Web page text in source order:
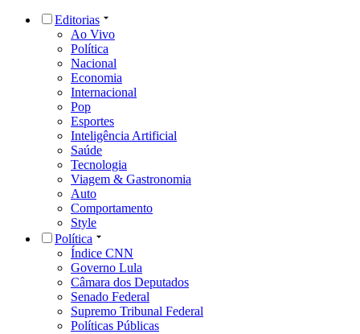
Editorias
Ao Vivo
Política
Nacional
Economia
Internacional
Pop
Esportes
Inteligência Artificial
Saúde
Tecnologia
Viagem & Gastronomia
Auto
Comportamento
Style
Política
Índice CNN
Governo Lula
Câmara dos Deputados
Senado Federal
Supremo Tribunal Federal
Políticas Públicas